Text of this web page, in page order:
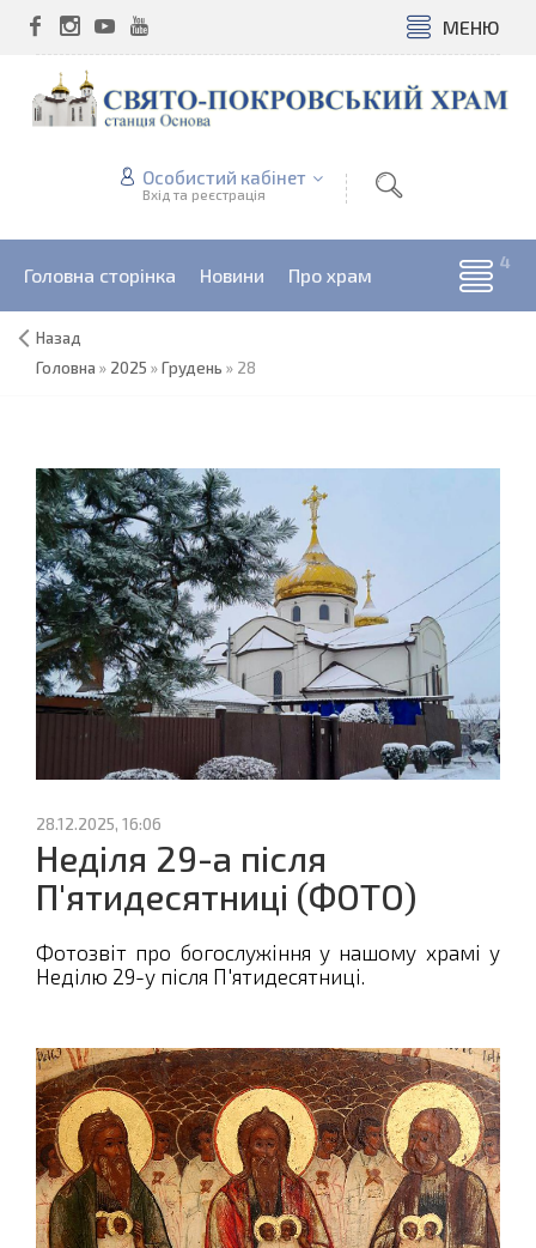
МЕНЮ
Особистий кабінет
Вхід та реєстрація
Головна сторінка Новини Про храм
Назад
Головна » 2025 »Грудень » 28
28.12.2025, 16:06
Неділя 29-а після
П'ятидесятниці (ФОТО)
Фотозвіт про богослужіння у нашому храмі у
Неділю 29-у після П'ятидесятниці.